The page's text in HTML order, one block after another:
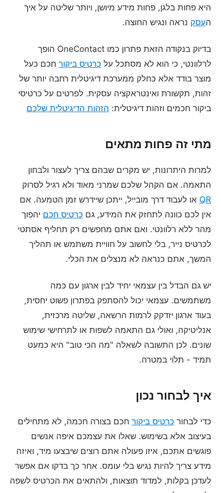
היא פחות בלגן, פחות מידע מיושן, ויותר שליטה על איך
העסק נראה ונגיש החוצה.
בדיוק בנקודה הזאת פתרון כמו OneContact הופך
לרלוונטי, כי הוא לא מסתכל על כרטיס ביקור חכם כעל
מוצר בודד אלא כחלק ממערכת דיגיטלית רחבה יותר של
זהות, תקשורת ואינטראקציה עסקית. לפרטים על כרטיסי
ביקור חכמים וזהות דיגיטלית: הזהות הדיגיטלית שלכם
מתי זה פחות מתאים
למרות היתרונות, יש מקרים שבהם צריך לעצור ולבחון
התאמה. אם הקהל שלכם שמרני מאוד ולא רגיל לסרוק
QR או לעבוד דרך מובייל, ייתכן שיידרש זמן הטמעה. אם
אין לכם כוונה לתחזק את המידע, גם כרטיס חכם יהפוך
מהר ללא רלוונטי. ואם אתם מחפשים רק תחליף אסתטי
לכרטיס נייר, בלי לחשוב על חוויית משתמש או תהליך
המשך, אתם כנראה לא מנצלים את הכלי.
יש גם הבדל בין עצמאי יחיד לבין ארגון עם כמה
משתמשים. עצמאי יכול להסתפק בפתרון פשוט יחסית,
בעוד ארגון יזדקק לרמות הרשאה, שליטה מרכזית,
אנליטיקה, ואולי גם התאמה לשפות או לתרחישי שימוש
שונים. לכן התשובה לשאלה "מה הכי טוב" היא כמעט
תמיד - תלוי במטרה.
איך לבחור נכון
כדי לבחור כרטיס ביקור חכם בצורה חכמה, לא מתחילים
בעיצוב אלא בשימוש. שאלו את עצמכם איפה אנשים
פוגשים אתכם, איזו פעולה אתם רוצים שיבצעו מיד, ואיזה
מידע צריך להיות נגיש בלי עומס. אחר כך בדקו אם אפשר
לעדכן בקלות, למדוד תוצאות, ולהתאים את הכרטיס לשפה